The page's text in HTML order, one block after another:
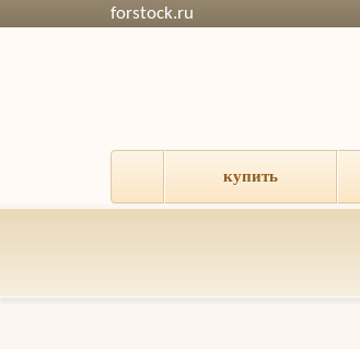
forstock.ru
купить